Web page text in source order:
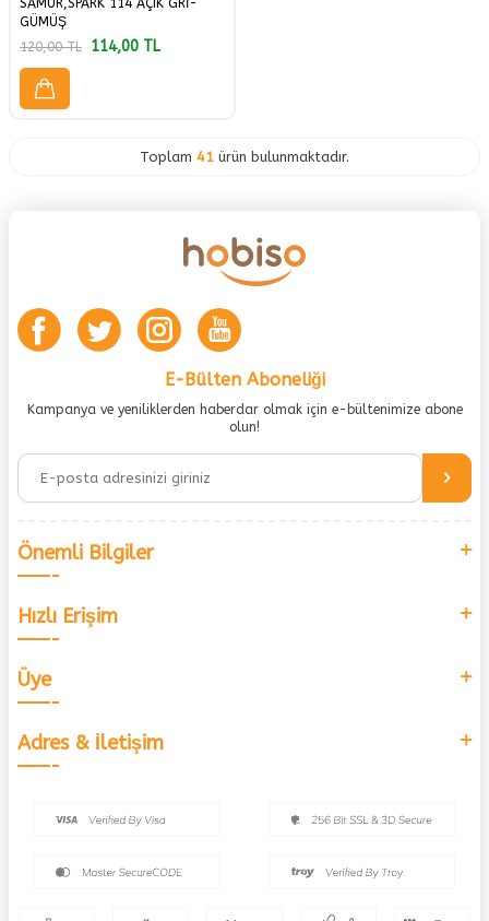
SAMUR,SPARK 114 AÇIK GRİ-
GÜMÜŞ
120,00TL 114,00 TL
Toplam 41 ürün bulunmaktadır.
E-Bülten Aboneliği
Kampanya ve yeniliklerden haberdar olmak için e-bültenimize abone
olun!
Önemli Bilgiler
Hızlı Erişim
Üye
Adres & İletişim